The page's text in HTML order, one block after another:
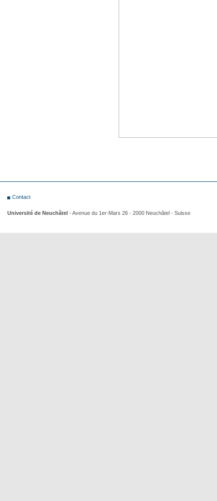
Contact
Université de Neuchâtel - Avenue du 1er-Mars 26 - 2000 Neuchâtel - Suisse